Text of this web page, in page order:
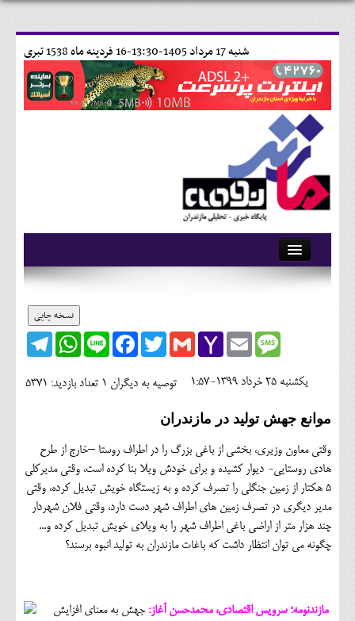
16 فردينه ماه 1538 تبری شنبه 17 مرداد 1405-13:30-
آرشیو
وبلاگ
حقوقی
محیط زیست و گردشگری
فرهنگی و هنری
نسخه چاپی
Telegram
WhatsApp Line
FacebookTwitterGmailYahoo
Mail
EmailMessage
تعداد بازدید: 5371 توصیه به دیگران 1 يکشنبه 25 خرداد 1399-1:57
موانع جهش تولید در مازندران
وقتی معاون وزیری، بخشی از باغی بزرگ را در اطراف روستا –خارج از طرح
هادی روستایی- دیوار کشیده و برای خودش ویلا بنا کرده است، وقتی مدیرکلی
5 هکتار از زمین جنگلی را تصرف کرده و به زیستگاه خویش تبدیل کرده، وقتی
مدیر دیگری در تصرف زمین های اطراف شهر دست دارد، وقتی فلان شهردار
چند هزار متر از اراضی باغی اطراف شهر را به ویلای خویش تبدیل کرده و...
چگونه می توان انتظار داشت که باغات مازندران به تولید انبوه برسند؟
مازندنومه؛ سرویس اقتصادی، محمدحسن آغاز: جهش به معنای افزایش